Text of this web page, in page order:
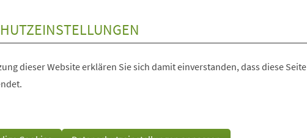
dieser Website erklären Sie sich damit einverstanden, dass diese Seite